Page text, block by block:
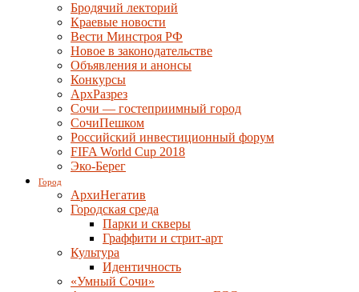
Бродячий лекторий
Краевые новости
Вести Минстроя РФ
Новое в законодательстве
Объявления и анонсы
Конкурсы
АрхРазрез
Сочи — гостеприимный город
СочиПешком
Российский инвестиционный форум
FIFA World Cup 2018
Эко-Берег
Город
АрхиНегатив
Городская среда
Парки и скверы
Граффити и стрит-арт
Культура
Идентичность
«Умный Сочи»